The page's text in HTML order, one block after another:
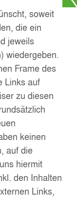
soweit
die ein
jeweils
wiedergeben.
Frame des
Links auf
zu diesen
keinen
auf die
hiermit
den Inhalten
Links,